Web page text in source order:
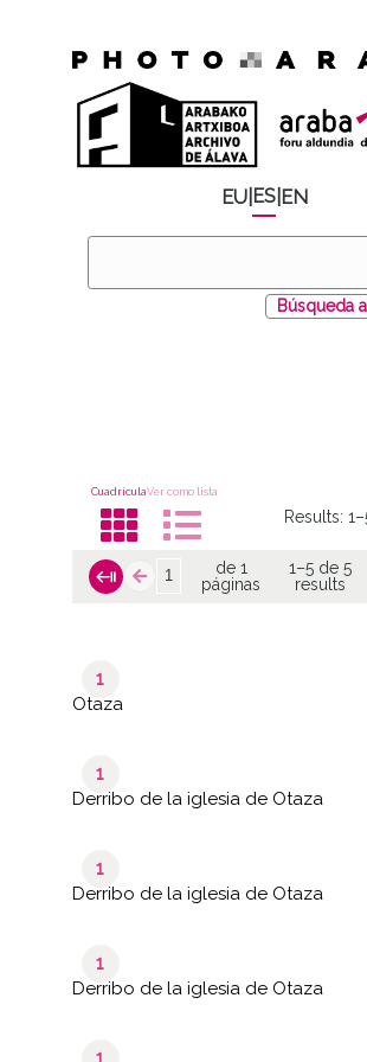
EU ES EN
Búsqueda
CuadrículaVer como lista
Results:
de 1
páginas
1–5 de 5
results
1
Otaza
1
Derribo de la iglesia de Otaza
1
Derribo de la iglesia de Otaza
1
Derribo de la iglesia de Otaza
1